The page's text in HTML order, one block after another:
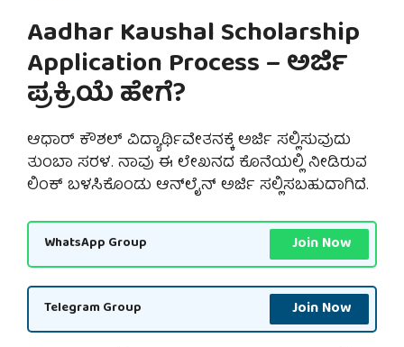
Aadhar Kaushal Scholarship
Application Process – ಅರ್ಜಿ
ಪ್ರಕ್ರಿಯೆ ಹೇಗೆ?
ಆಧಾರ್ ಕೌಶಲ್ ವಿದ್ಯಾರ್ಥಿವೇತನಕ್ಕೆ ಅರ್ಜಿ ಸಲ್ಲಿಸುವುದು
ತುಂಬಾ ಸರಳ. ನಾವು ಈ ಲೇಖನದ ಕೊನೆಯಲ್ಲಿ ನೀಡಿರುವ
ಲಿಂಕ್ ಬಳಸಿಕೊಂಡು ಆನ್‌ಲೈನ್ ಅರ್ಜಿ ಸಲ್ಲಿಸಬಹುದಾಗಿದೆ.
WhatsApp Group Join Now
Telegram Group Join Now